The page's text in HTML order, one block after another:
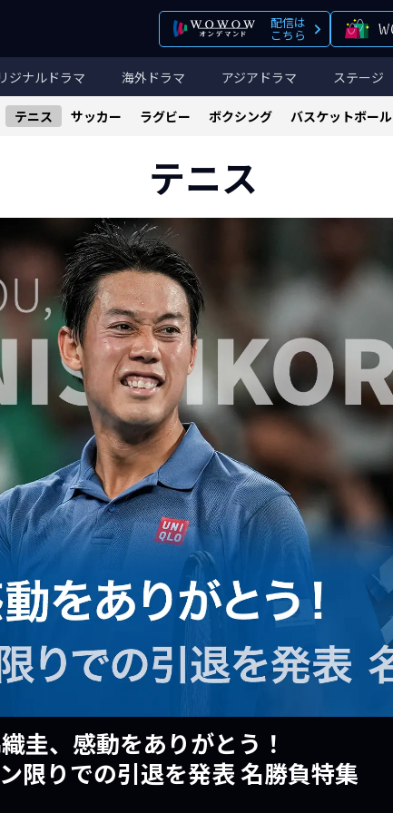
配信は
こちら
ジナルドラマ 海外ドラマ アジアドラマ ステージ
テニス サッカー ラグビー ボクシング バスケットボール
テニス
圭、感動をありがとう！
限りでの引退を発表 名勝負特集